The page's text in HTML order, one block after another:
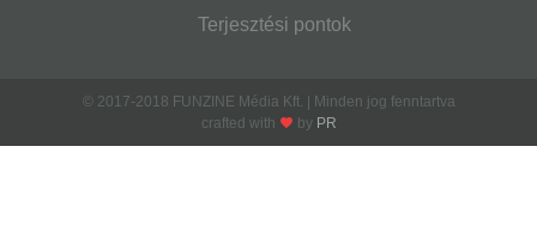
Terjesztési pontok
© 2017-2018 FUNZINE Média Kft. | Minden jog fenntartva
crafted with
by PR